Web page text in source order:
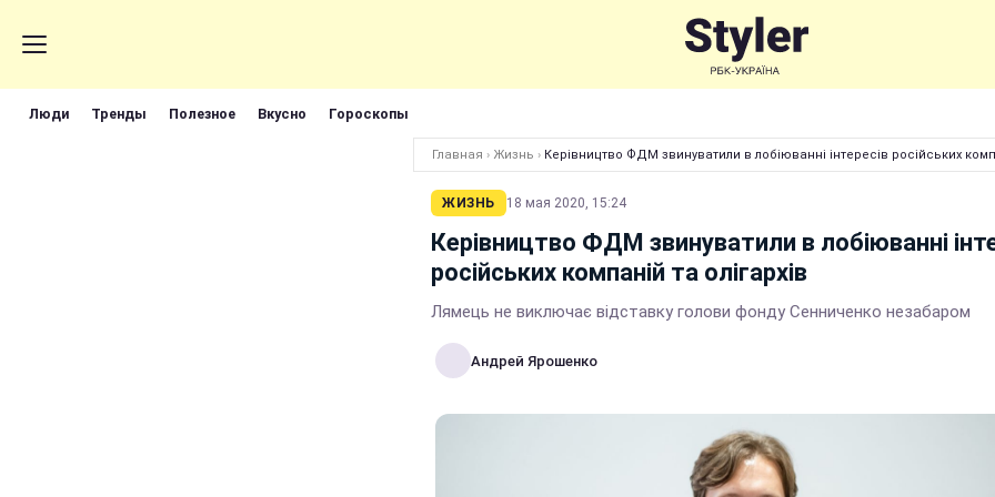
Люди Тренды Полезное Вкусно Гороскопы
Главная › Жизнь › Керівництво ФДМ звинуватили в лобіюванні інтересів російських
ЖИЗНЬ 18 мая 2020, 15:24
Керівництво ФДМ звинуватили в лобіюванні
російських компаній та олігархів
Лямець не виключає відставку голови фонду Сенниченко незабаром
Андрей Ярошенко